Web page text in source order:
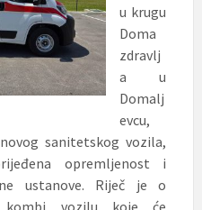
u krugu
Doma
zdravlj
a u
Domalj
evcu,
sanitetskog vozila,
opremljenost i
ustanove. Riječ je o
kombi vozilu koje će